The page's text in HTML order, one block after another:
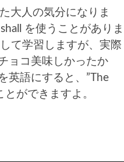
大人の気分になりま
を使うことがありま
て学習しますが、実際
ョコ美味しかったか
英語にすると、”The
ができますよ。